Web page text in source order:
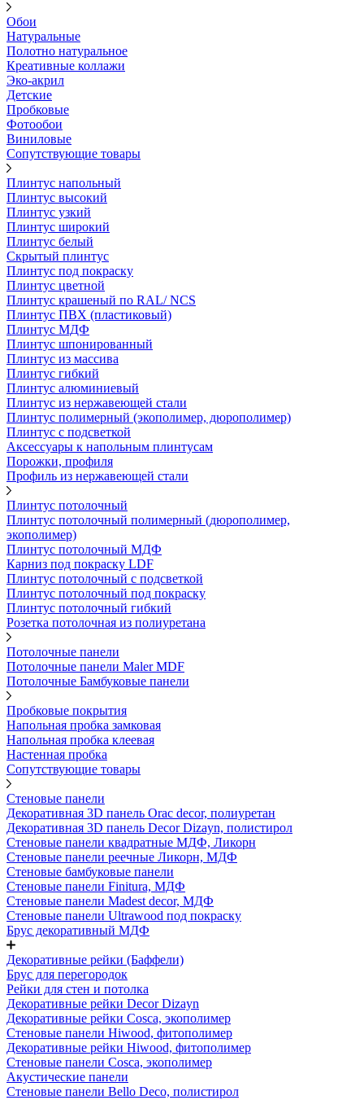
Обои
Натуральные
Полотно натуральное
Креативные коллажи
Эко-акрил
Детские
Пробковые
Фотообои
Виниловые
Сопутствующие товары
Плинтус напольный
Плинтус высокий
Плинтус узкий
Плинтус широкий
Плинтус белый
Скрытый плинтус
Плинтус под покраску
Плинтус цветной
Плинтус крашеный по RAL/ NCS
Плинтус ПВХ (пластиковый)
Плинтус МДФ
Плинтус шпонированный
Плинтус из массива
Плинтус гибкий
Плинтус алюминиевый
Плинтус из нержавеющей стали
Плинтус полимерный (экополимер, дюрополимер)
Плинтус с подсветкой
Аксессуары к напольным плинтусам
Порожки, профиля
Профиль из нержавеющей стали
Плинтус потолочный
Плинтус потолочный полимерный (дюрополимер,
экополимер)
Плинтус потолочный МДФ
Карниз под покраску LDF
Плинтус потолочный с подсветкой
Плинтус потолочный под покраску
Плинтус потолочный гибкий
Розетка потолочная из полиуретана
Потолочные панели
Потолочные панели Maler MDF
Потолочные Бамбуковые панели
Пробковые покрытия
Напольная пробка замковая
Напольная пробка клеевая
Настенная пробка
Сопутствующие товары
Стеновые панели
Декоративная 3D панель Orac decor, полиуретан
Декоративная 3D панель Decor Dizayn, полистирол
Стеновые панели квадратные МДФ, Ликорн
Стеновые панели реечные Ликорн, МДФ
Стеновые бамбуковые панели
Стеновые панели Finitura, МДФ
Стеновые панели Madest decor, МДФ
Стеновые панели Ultrawood под покраску
Брус декоративный МДФ
Декоративные рейки (Баффели)
Брус для перегородок
Рейки для стен и потолка
Декоративные рейки Decor Dizayn
Декоративные рейки Cosca, экополимер
Стеновые панели Hiwood, фитополимер
Декоративные рейки Hiwood, фитополимер
Стеновые панели Cosca, экополимер
Акустические панели
Стеновые панели Bello Deco, полистирол